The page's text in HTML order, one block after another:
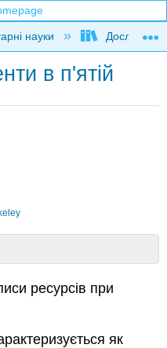
hierarchy
науки
в п'ятій
ресурсів при
як